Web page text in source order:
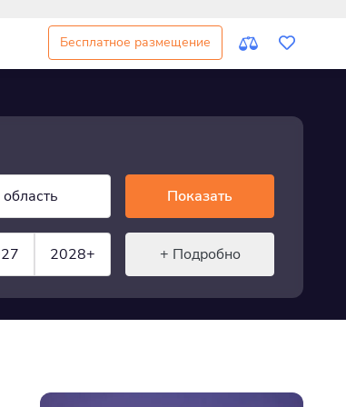
Бесплатное размещение
2028+
Показать
+ Подробно